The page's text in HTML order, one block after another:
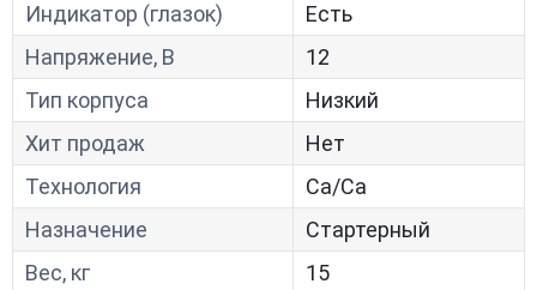
Индикатор (глазок)
Есть
Напряжение, В
12
Тип корпуса
Низкий
Хит продаж
Нет
Технология
Са/Са
Назначение
Стартерный
Вес, кг
15